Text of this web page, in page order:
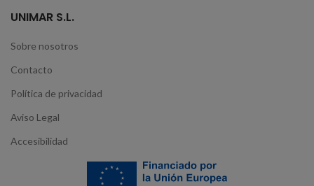
UNIMAR S.L.
Sobre nosotros
Contacto
Política de privacidad
Aviso Legal
Accesibilidad